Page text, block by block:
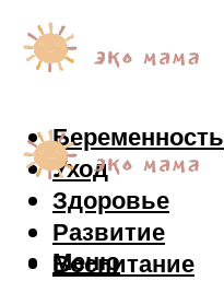
Беременность
Уход
Здоровье
Развитие
Воспитание
Меню